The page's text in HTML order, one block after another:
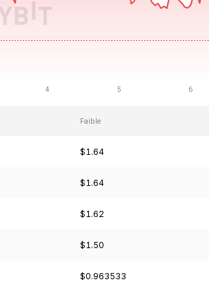
Faible
$1.64
$1.64
$1.62
$1.50
$0.963533